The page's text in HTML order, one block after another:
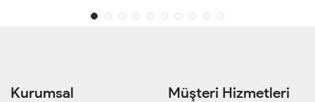
Kurumsal Müşteri Hizmetleri